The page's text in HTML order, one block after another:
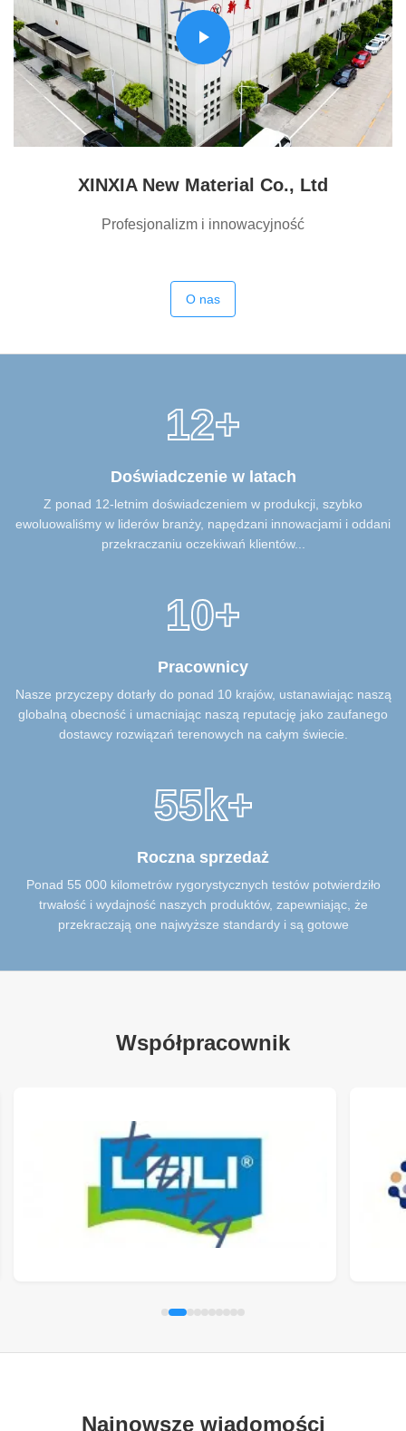
XINXIA New Material Co., Ltd
Profesjonalizm i innowacyjność
O nas
12+
Doświadczenie w latach
Z ponad 12-letnim doświadczeniem w produkcji, szybko
ewoluowaliśmy w liderów branży, napędzani innowacjami i oddani
przekraczaniu oczekiwań klientów...
10+
Pracownicy
Nasze przyczepy dotarły do ponad 10 krajów, ustanawiając naszą
globalną obecność i umacniając naszą reputację jako zaufanego
dostawcy rozwiązań terenowych na całym świecie.
55k+
Roczna sprzedaż
Ponad 55 000 kilometrów rygorystycznych testów potwierdziło
trwałość i wydajność naszych produktów, zapewniając, że
przekraczają one najwyższe standardy i są gotowe
Współpracownik
Najnowsze wiadomości